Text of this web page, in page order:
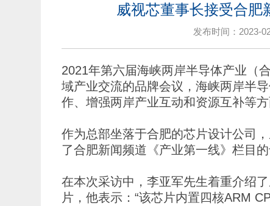
威视芯董事长接受合肥
发布时间：2023-
2021年第六届海峡两岸半导体产业（
域产业交流的品牌会议，海峡两岸半
作、增强两岸产业互动和资源互补等方
作为总部坐落于合肥的芯片设计公司
了合肥新闻频道《产业第一线》栏目的
在本次采访中，李亚军先生着重介绍
片，他表示：“该芯片内置四核ARM